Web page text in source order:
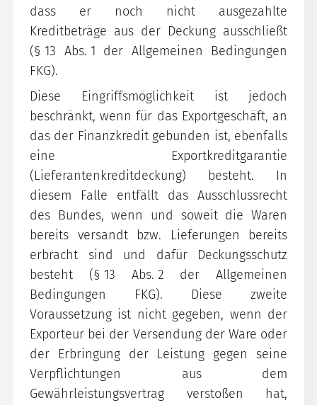
dass er noch nicht ausgezahlte
Kreditbeträge aus der Deckung ausschließt
(§ 13 Abs. 1 der Allgemeinen Bedingungen
FKG).
Diese Eingriffsmöglichkeit ist jedoch
beschränkt, wenn für das Exportgeschäft, an
das der Finanzkredit gebunden ist, ebenfalls
eine Exportkreditgarantie
(Lieferantenkreditdeckung) besteht. In
diesem Falle entfällt das Ausschlussrecht
des Bundes, wenn und soweit die Waren
bereits versandt bzw. Lieferungen bereits
erbracht sind und dafür Deckungsschutz
besteht (§ 13 Abs. 2 der Allgemeinen
Bedingungen FKG). Diese zweite
Voraussetzung ist nicht gegeben, wenn der
Exporteur bei der Versendung der Ware oder
der Erbringung der Leistung gegen seine
Verpflichtungen aus dem
Gewährleistungsvertrag verstoßen hat,